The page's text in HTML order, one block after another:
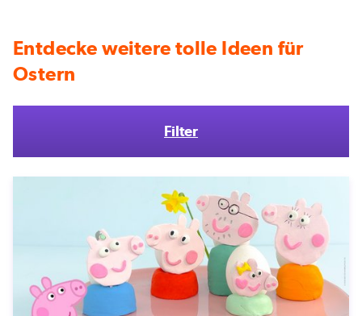
Entdecke weitere tolle Ideen für
Ostern
Filter